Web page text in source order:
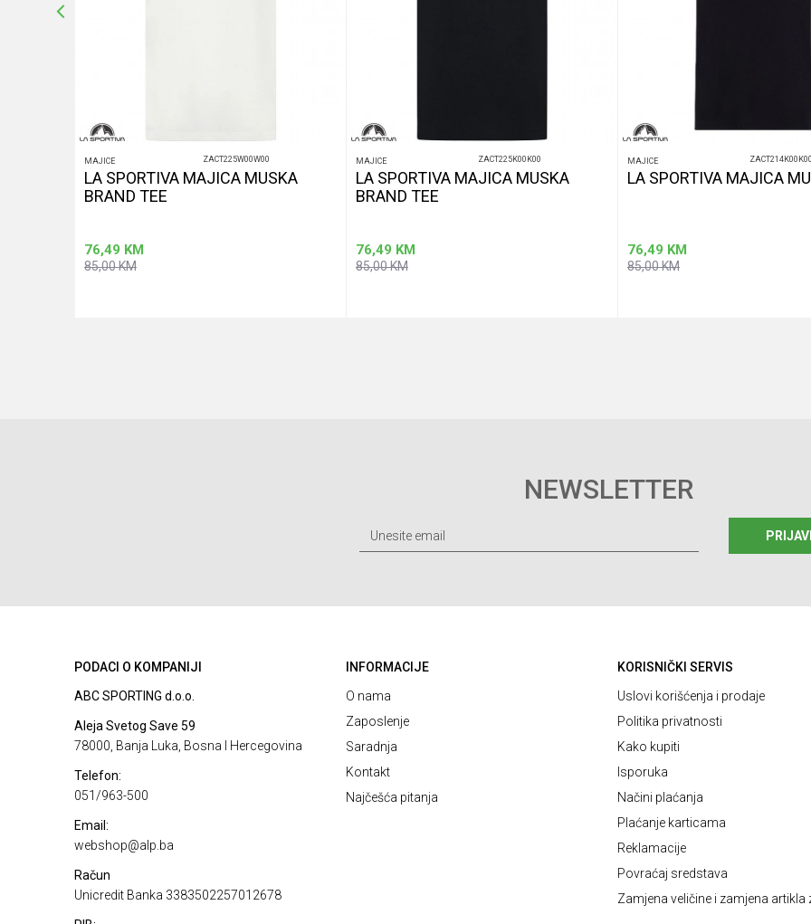
MAJICE ZACT225W00W00
LA SPORTIVA MAJICA MUSKA
BRAND TEE
76,49 KM
85,00KM
MAJICE ZACT225K00K00
LA SPORTIVA MAJICA MUSKA
BRAND TEE
76,49 KM
85,00KM
MAJICE ZACT214K00K00
LA SPORTIVA MAJICA
76,49 KM
85,00KM
NEWSLETTER
PODACI O KOMPANIJI
ABC SPORTING d.o.o.
Aleja Svetog Save 59
78000, Banja Luka, Bosna I Hercegovina
Telefon:
051/963-500
Email:
webshop@alp.ba
Račun
Unicredit Banka 3383502257012678
INFORMACIJE
O nama
Zaposlenje
Saradnja
Kontakt
Najčešća pitanja
KORISNIČKI SERVIS
Uslovi korišćenja i prodaje
Politika privatnosti
Kako kupiti
Isporuka
Načini plaćanja
Plaćanje karticama
Reklamacije
Povraćaj sredstava
Zamjena veličine i zamjena artikla